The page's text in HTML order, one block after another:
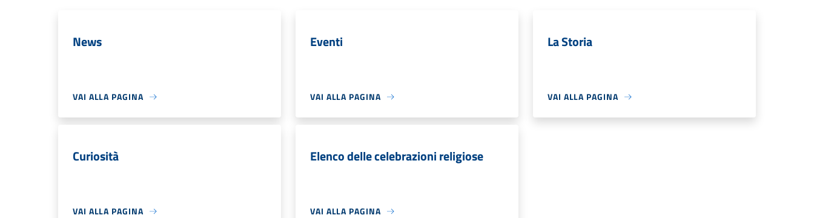
News
VAI ALLA PAGINA
Eventi
VAI ALLA PAGINA
La Storia
VAI ALLA PAGINA
Curiosità
VAI ALLA PAGINA
Elenco delle celebrazioni religiose
VAI ALLA PAGINA